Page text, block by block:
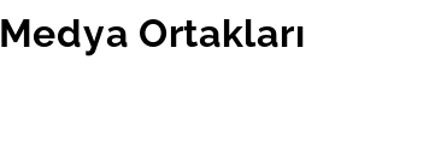
Medya Ortakları